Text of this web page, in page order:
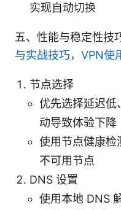
实现自动切换
五、性能与稳定性技
与实战技巧，VPN使
节点选择
优先选择延迟低
动导致体验下降
使用节点健康检
不可用节点
DNS 设置
使用本地 DNS